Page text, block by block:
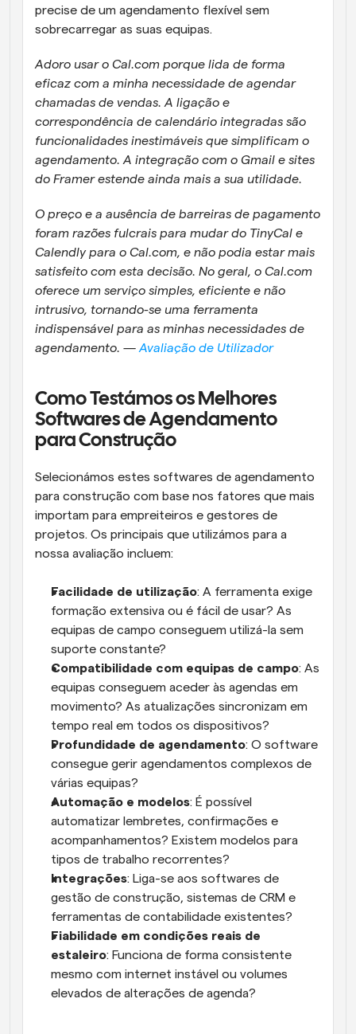
precise de um agendamento flexível sem
sobrecarregar as suas equipas.
Adoro usar o Cal.com porque lida de forma
eficaz com a minha necessidade de agendar
chamadas de vendas. A ligação e
correspondência de calendário integradas são
funcionalidades inestimáveis que simplificam o
agendamento. A integração com o Gmail e sites
do Framer estende ainda mais a sua utilidade.
O preço e a ausência de barreiras de pagamento
foram razões fulcrais para mudar do TinyCal e
Calendly para o Cal.com, e não podia estar mais
satisfeito com esta decisão. No geral, o Cal.com
oferece um serviço simples, eficiente e não
intrusivo, tornando-se uma ferramenta
indispensável para as minhas necessidades de
agendamento. — Avaliação de Utilizador
Como Testámos os Melhores
Softwares de Agendamento
para Construção
Selecionámos estes softwares de agendamento
para construção com base nos fatores que mais
importam para empreiteiros e gestores de
projetos. Os principais que utilizámos para a
nossa avaliação incluem:
Facilidade de utilização: A ferramenta exige
formação extensiva ou é fácil de usar? As
equipas de campo conseguem utilizá-la sem
suporte constante?
Compatibilidade com equipas de campo: As
equipas conseguem aceder às agendas em
movimento? As atualizações sincronizam em
tempo real em todos os dispositivos?
Profundidade de agendamento: O software
consegue gerir agendamentos complexos de
várias equipas?
Automação e modelos: É possível
automatizar lembretes, confirmações e
acompanhamentos? Existem modelos para
tipos de trabalho recorrentes?
Integrações: Liga-se aos softwares de
gestão de construção, sistemas de CRM e
ferramentas de contabilidade existentes?
Fiabilidade em condições reais de
estaleiro: Funciona de forma consistente
mesmo com internet instável ou volumes
elevados de alterações de agenda?